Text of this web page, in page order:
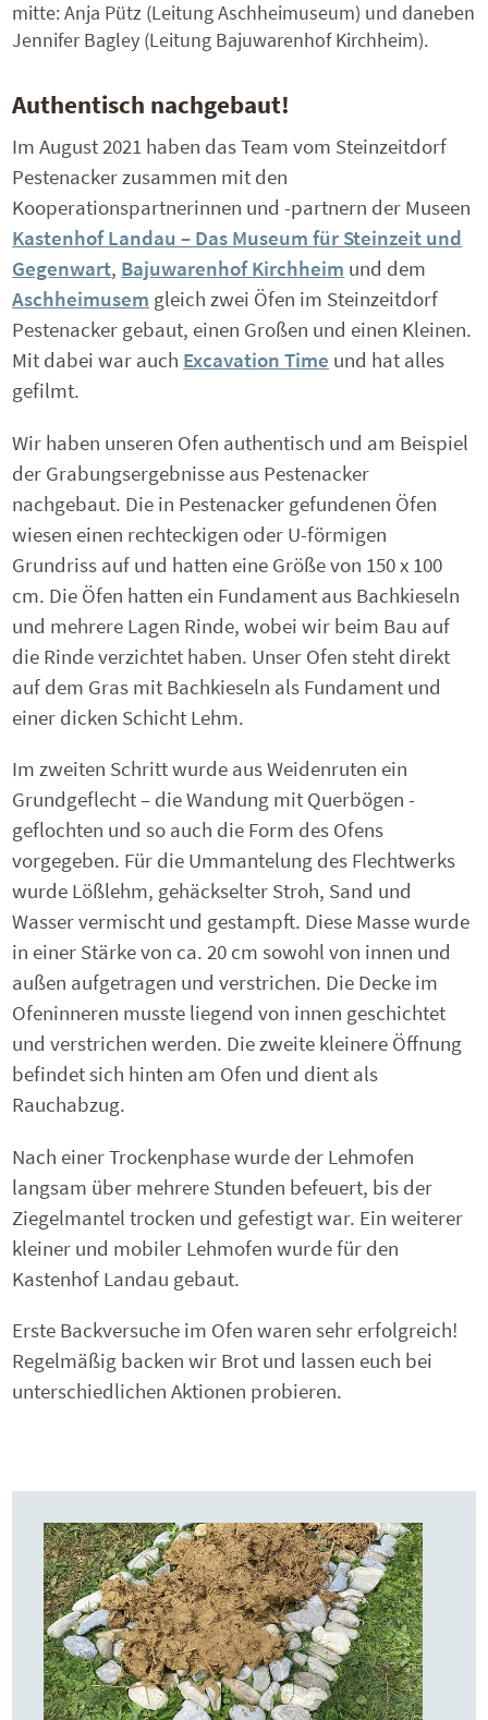
mitte: Anja Pütz (Leitung Aschheimuseum) und daneben
Jennifer Bagley (Leitung Bajuwarenhof Kirchheim).
Authentisch nachgebaut!
Im August 2021 haben das Team vom Steinzeitdorf
Pestenacker zusammen mit den
Kooperationspartnerinnen und -partnern der Museen
Kastenhof Landau – Das Museum für Steinzeit und
Gegenwart, Bajuwarenhof Kirchheim und dem
Aschheimusem gleich zwei Öfen im Steinzeitdorf
Pestenacker gebaut, einen Großen und einen Kleinen.
Mit dabei war auch Excavation Time und hat alles
gefilmt.
Wir haben unseren Ofen authentisch und am Beispiel
der Grabungsergebnisse aus Pestenacker
nachgebaut. Die in Pestenacker gefundenen Öfen
wiesen einen rechteckigen oder U-förmigen
Grundriss auf und hatten eine Größe von 150 x 100
cm. Die Öfen hatten ein Fundament aus Bachkieseln
und mehrere Lagen Rinde, wobei wir beim Bau auf
die Rinde verzichtet haben. Unser Ofen steht direkt
auf dem Gras mit Bachkieseln als Fundament und
einer dicken Schicht Lehm.
Im zweiten Schritt wurde aus Weidenruten ein
Grundgeflecht – die Wandung mit Querbögen -
geflochten und so auch die Form des Ofens
vorgegeben. Für die Ummantelung des Flechtwerks
wurde Lößlehm, gehäckselter Stroh, Sand und
Wasser vermischt und gestampft. Diese Masse wurde
in einer Stärke von ca. 20 cm sowohl von innen und
außen aufgetragen und verstrichen. Die Decke im
Ofeninneren musste liegend von innen geschichtet
und verstrichen werden. Die zweite kleinere Öffnung
befindet sich hinten am Ofen und dient als
Rauchabzug.
Nach einer Trockenphase wurde der Lehmofen
langsam über mehrere Stunden befeuert, bis der
Ziegelmantel trocken und gefestigt war. Ein weiterer
kleiner und mobiler Lehmofen wurde für den
Kastenhof Landau gebaut.
Erste Backversuche im Ofen waren sehr erfolgreich!
Regelmäßig backen wir Brot und lassen euch bei
unterschiedlichen Aktionen probieren.